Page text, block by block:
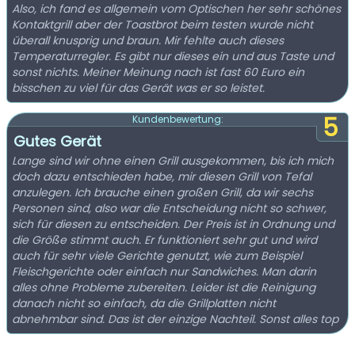
Also, ich fand es allgemein vom Optischen her sehr schönes
Kontaktgrill aber der Toastbrot beim testen wurde nicht
überall knusprig und braun. Mir fehlte auch dieses
Temperaturregler. Es gibt nur dieses ein und aus Taste und
sonst nichts. Meiner Meinung nach ist fast 60 Euro ein
bisschen zu viel für das Gerät was er so leistet.
5
Kundenbewertung:
Gutes Gerät
Lange sind wir ohne einen Grill ausgekommen, bis ich mich
doch dazu entschieden habe, mir diesen Grill von Tefal
anzulegen. Ich brauche einen großen Grill, da wir sechs
Personen sind, also war die Entscheidung nicht so schwer,
sich für diesen zu entscheiden. Der Preis ist in Ordnung und
die Größe stimmt auch. Er funktioniert sehr gut und wird
auch für sehr viele Gerichte genutzt, wie zum Beispiel
Fleischgerichte oder einfach nur Sandwiches. Man darin
alles ohne Probleme zubereiten. Leider ist die Reinigung
danach nicht so einfach, da die Grillplatten nicht
abnehmbar sind. Das ist der einzige Nachteil. Sonst alles top